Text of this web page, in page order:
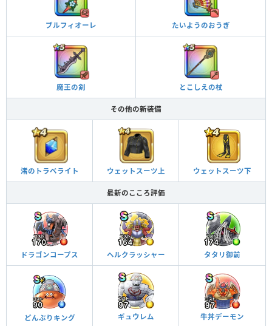
ブルフィオーレ たいようのおうぎ
魔王の剣 とこしえの杖
その他の新装備
渚のトラベライト ウェットスーツ上 ウェットスーツ下
最新のこころ評価
ドラゴンコープス ヘルクラッシャー タタリ御前
どんぶりキング ギュウレム 牛丼デーモン